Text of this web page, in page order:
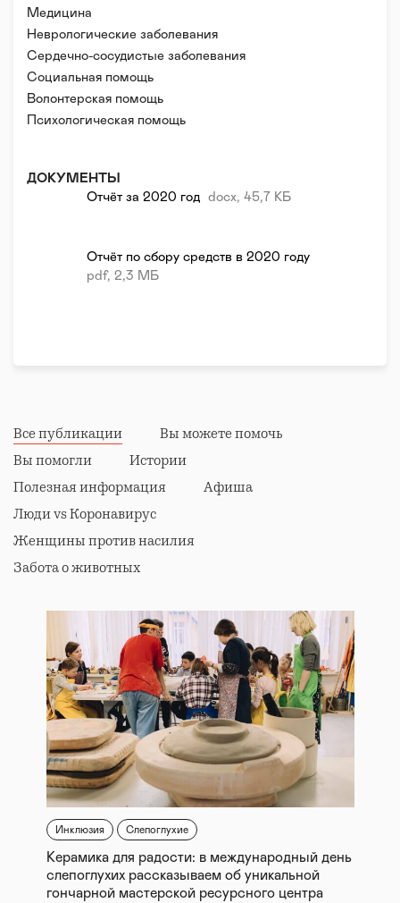
Медицина
Неврологические заболевания
Сердечно-сосудистые заболевания
Социальная помощь
Волонтерская помощь
Психологическая помощь
ДОКУМЕНТЫ
Отчёт за 2020 год docx, 45,7 КБ
Отчёт по сбору средств в 2020 году
pdf, 2,3 МБ
Все публикации
Вы можете помочь
Вы помогли
Истории
Полезная информация
Афиша
Люди vs Коронавирус
Женщины против насилия
Забота о животных
Инклюзия Слепоглухие
Керамика для радости: в международный день
слепоглухих рассказываем об уникальной
гончарной мастерской ресурсного центра